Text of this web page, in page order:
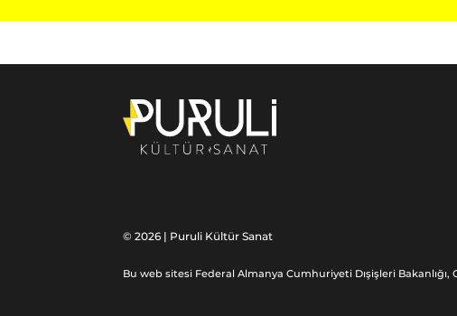
© 2026 | Puruli Kültür Sanat
Bu web sitesi Federal Almanya Cumhuriyeti Dışişleri